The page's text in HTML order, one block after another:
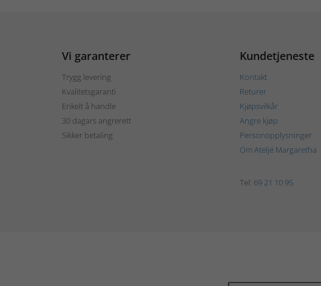
Vi garanterer
Trygg levering
Kvalitetsgaranti
Enkelt å handle
30 dagars angrerett
Sikker betaling
Kundetjeneste
Kontakt
Returer
Kjøpsvilkår
Angre kjøp
Personopplysninger
Om Ateljé Margaretha
Tel: 69 21 10 95